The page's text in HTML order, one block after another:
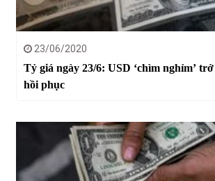
23/06/2020
Tỷ giá ngày 23/6: USD ‘chìm nghỉm’
hồi phục